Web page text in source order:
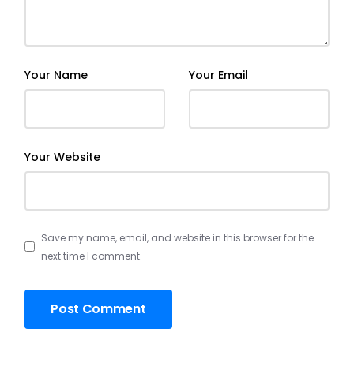
Your Name Your Email
Your Website
Save my name, email, and website in this browser for the
next time I comment.
Post Comment